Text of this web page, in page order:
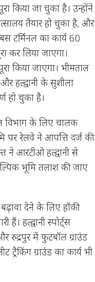
किया जा चुका है। उन्होंने
तैयार हो चुका है, और
टर्मिनल का कार्य 60
कर लिया जाएगा।
किया जाएगा। भीमताल
हल्द्वानी के सुशीला
हो चुका है।
विभाग के लिए चालक
पर रेलवे ने आपत्ति दर्ज की
ने आरटीओ हल्द्वानी से
भूमि तलाश की जाए
देने के लिए हॉकी
हैं। हल्द्वानी स्पोर्ट्स
रुद्रपुर में फुटबॉल ग्राउंड
ट्रैकिंग ग्राउंड का कार्य भी